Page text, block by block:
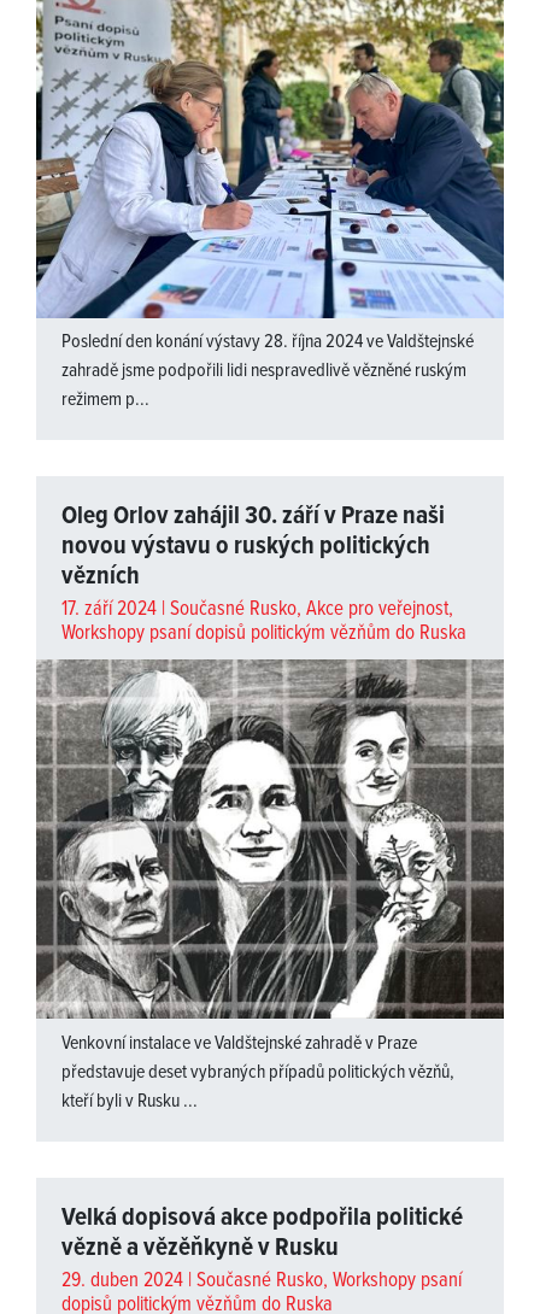
Poslední den konání výstavy 28. října 2024 ve Valdštejnské
zahradě jsme podpořili lidi nespravedlivě vězněné ruským
režimem p...
Oleg Orlov zahájil 30. září v Praze naši
novou výstavu o ruských politických
vězních
17. září 2024 |Současné Rusko,Akce pro veřejnost,
Workshopy psaní dopisů politickým vězňům do Ruska
Venkovní instalace ve Valdštejnské zahradě v Praze
představuje deset vybraných případů politických vězňů,
kteří byli v Rusku ...
Velká dopisová akce podpořila politické
vězně a vězěňkyně v Rusku
29. duben 2024 |Současné Rusko,Workshopy psaní
dopisů politickým vězňům do Ruska